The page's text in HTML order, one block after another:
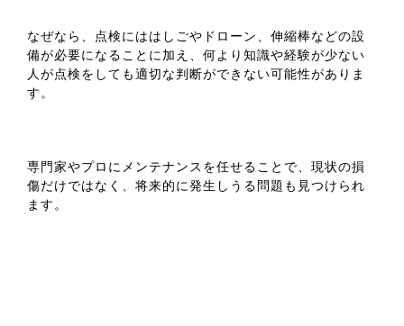
なぜなら、点検にははしごやドローン、伸縮棒などの設
備が必要になることに加え、何より知識や経験が少ない
人が点検をしても適切な判断ができない可能性がありま
す。
専門家やプロにメンテナンスを任せることで、現状の損
傷だけではなく、将来的に発生しうる問題も見つけられ
ます。